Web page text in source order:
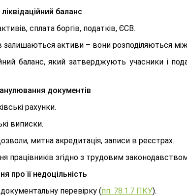
баланс
сплата боргів, податків, ЄСВ.
залишаються активи – вони розподіляються
баланс, який затверджують учасники і
документів
рахунки.
виписки.
митна акредитація, записи в реєстрах.
працівників згідно з трудовим
про її недоцільність
перевірку (пп. 78.1.7 ПКУ).